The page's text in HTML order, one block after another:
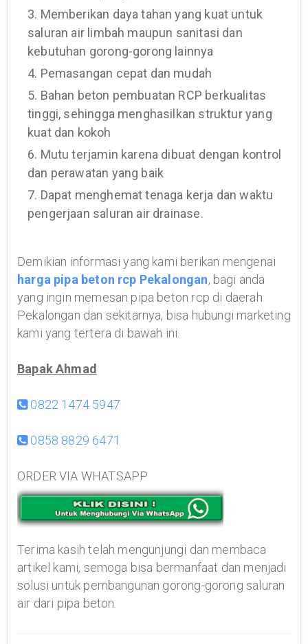
3. Memberikan daya tahan yang kuat untuk
saluran air limbah maupun sanitasi dan
kebutuhan gorong-gorong lainnya
4. Pemasangan cepat dan mudah
5. Bahan beton pembuatan RCP berkualitas
tinggi, sehingga menghasilkan struktur yang
kuat dan kokoh
6. Mutu terjamin karena dibuat dengan kontrol
dan perawatan yang baik
7. Dapat menghemat tenaga kerja dan waktu
pengerjaan saluran air drainase.
Demikian informasi yang kami berikan mengenai
harga pipa beton rcp Pekalongan, bagi anda
yang ingin memesan pipa beton rcp di daerah
Pekalongan dan sekitarnya, bisa hubungi marketing
kami yang tertera di bawah ini.
Bapak Ahmad
0822 1474 5947
0858 8829 6471
ORDER VIA WHATSAPP
Terima kasih telah mengunjungi dan membaca
artikel kami, semoga bisa bermanfaat dan menjadi
solusi untuk pembangunan gorong-gorong saluran
air dari pipa beton.